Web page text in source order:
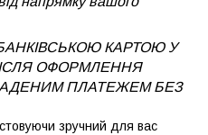
КАРТОЮ У
ОФОРМЛЕННЯ
ПЛАТЕЖЕМБЕЗ
зручний для вас